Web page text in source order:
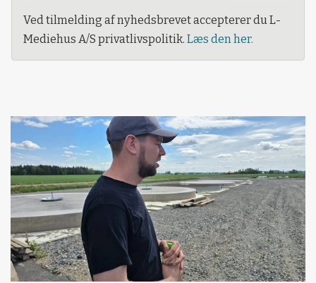
Ved tilmelding af nyhedsbrevet accepterer du L-
Mediehus A/S privatlivspolitik. Læs den her.